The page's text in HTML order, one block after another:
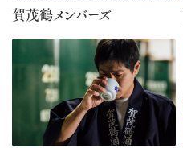
賀茂鶴メンバーズ